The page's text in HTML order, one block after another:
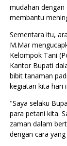
mudahan
membantu
Sementara itu,
M.Mar
Kelompok Tani
Kantor Bupati
bibit tanaman
kegiatan kita hari
"Saya selaku
para petani kita.
zaman dalam
dengan cara